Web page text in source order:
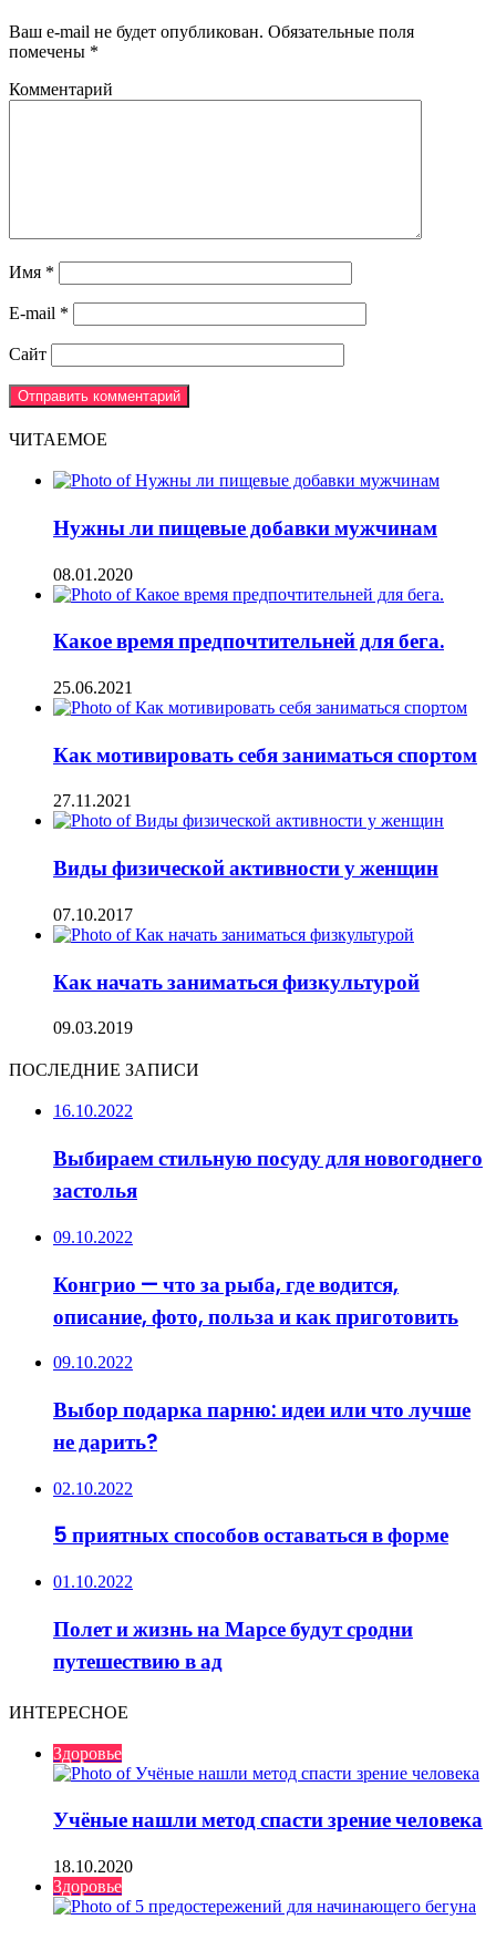
Ваш e-mail не будет опубликован. Обязательные поля
помечены *
Комментарий
Имя *
E-mail *
Сайт
ЧИТАЕМОЕ
Нужны ли пищевые добавки мужчинам
08.01.2020
Какое время предпочтительней для бега.
25.06.2021
Как мотивировать себя заниматься спортом
27.11.2021
Виды физической активности у женщин
07.10.2017
Как начать заниматься физкультурой
09.03.2019
ПОСЛЕДНИЕ ЗАПИСИ
16.10.2022
Выбираем стильную посуду для новогоднего
застолья
09.10.2022
Конгрио — что за рыба, где водится,
описание, фото, польза и как приготовить
09.10.2022
Выбор подарка парню: идеи или что лучше
не дарить?
02.10.2022
5 приятных способов оставаться в форме
01.10.2022
Полет и жизнь на Марсе будут сродни
путешествию в ад
ИНТЕРЕСНОЕ
Здоровье
Учёные нашли метод спасти зрение человека
18.10.2020
Здоровье